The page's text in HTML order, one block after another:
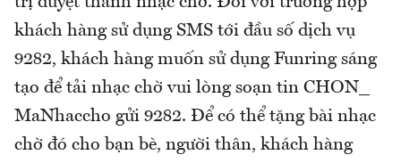
khách hàng sử dụng SMS tới đầu số dịch vụ
9282, khách hàng muốn sử dụng Funring sáng
tạo để tải nhạc chờ vui lòng soạn tin CHON_
MaNhaccho gửi 9282. Để có thể tặng bài nhạc
chờ đó cho bạn bè, người thân, khách hàng